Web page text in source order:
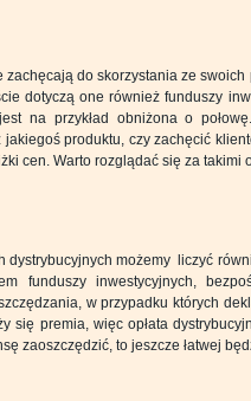
zachęcają do skorzystania ze
dotyczą one również funduszy
na przykład obniżona o
jakiegoś produktu, czy zachęcić
cen. Warto rozglądać się za takimi
dystrybucyjnych możemy liczyć
funduszy inwestycyjnych,
w przypadku których
się premia, więc opłata
zaoszczędzić, to jeszcze łatwej